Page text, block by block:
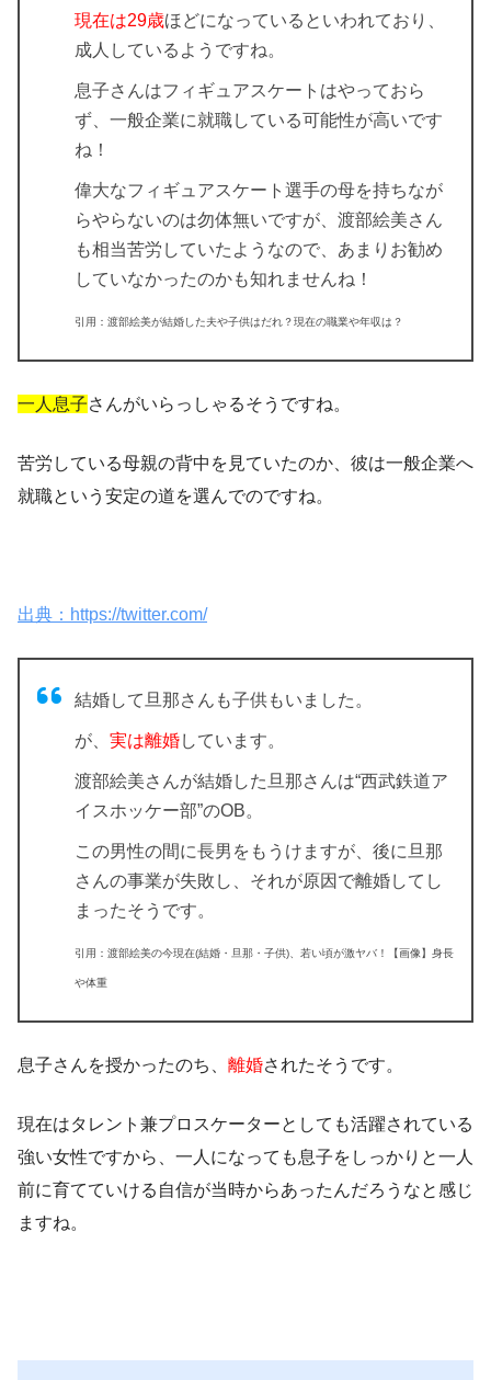
現在は29歳ほどになっているといわれており、
成人しているようですね。
息子さんはフィギュアスケートはやっておら
ず、 一般企業に就職している可能性が高いです
ね！
偉大なフィギュアスケート選手の母を持ちなが
らやらないのは勿体無いですが、渡部絵美さん
も相当苦労していたようなので、あまりお勧め
していなかったのかも知れませんね！
引用：渡部絵美が結婚した夫や子供はだれ？現在の職業や年収は？
一人息子さんがいらっしゃるそうですね。
苦労している母親の背中を見ていたのか、彼は一般企業へ
就職という安定の道を選んでのですね。
出典：https://twitter.com/
結婚して旦那さんも子供もいました。
が、 実は離婚しています。
渡部絵美さんが結婚した 旦那さんは“西武鉄道ア
イスホッケー部”のOB。
この男性の間に長男 をもうけますが、後に旦那
さんの事業が失敗し、それが原因で離婚してし
まったそうです。
引用：渡部絵美の今現在(結婚・旦那・子供)、若い頃が激ヤバ！【画像】身長
や体重
息子さんを授かったのち、 離婚されたそうです。
現在はタレント 兼プロスケーターとしても活躍されている
強い女性ですから、一人になっても息子をしっかりと一人
前に育てていける自信が当時からあったんだろうなと感じ
ますね。